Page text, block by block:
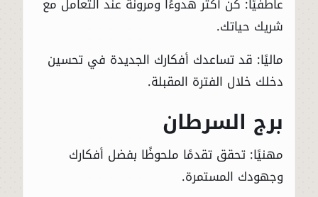
شريك حياتك.
ماليًا: قد تساعدك أفكارك الجديدة في تحسين
دخلك خلال الفترة المقبلة.
برج السرطان
مهنيًا: تحقق تقدمًا ملحوظًا بفضل أفكارك
وجهودك المستمرة.